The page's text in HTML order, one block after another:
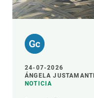
24-07-2026
ÁNGELA
NOTICIA